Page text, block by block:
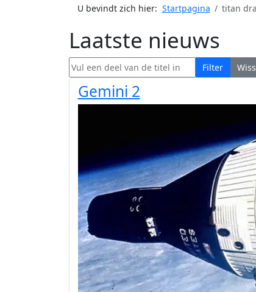
U bevindt zich hier: Startpagina titan
Laatste nieuws
Vul een deel van de titel in Filter
Gemini 2